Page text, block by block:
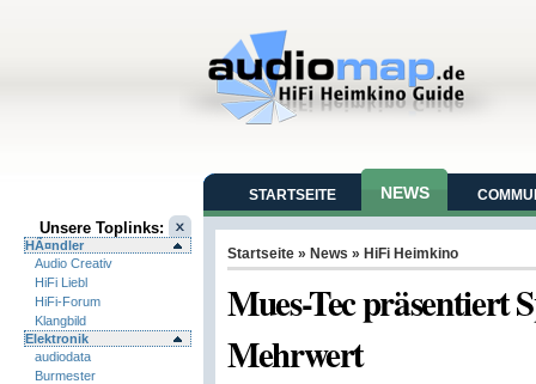
Unsere Toplinks:
HÃ¤ndler
Audio Creativ
HiFi Liebl
HiFi-Forum
Klangbild
Elektronik
audiodata
Burmester
STARTSEITE NEWS
Startseite » News » HiFi Heimkino
Mues-Tec präsentiert
Mehrwert